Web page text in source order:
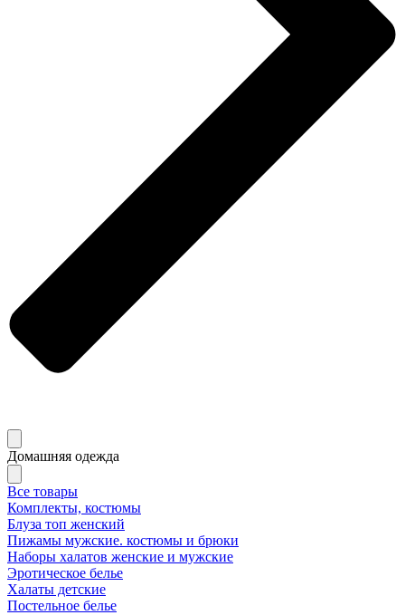
Домашняя одежда
Все товары
Комплекты, костюмы
Блуза топ женский
Пижамы мужские. костюмы и брюки
Наборы халатов женские и мужские
Эротическое белье
Халаты детские
Постельное белье